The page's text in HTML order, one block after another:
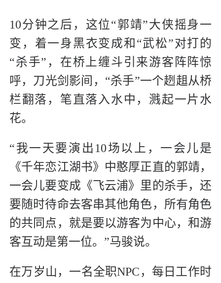
10分钟之后，这位“郭靖”大侠摇身一
变，着一身黑衣变成和“武松”对打的
“杀手”，在桥上缠斗引来游客阵阵惊
呼，刀光剑影间，“杀手”一个趔趄从桥
栏翻落，笔直落入水中，溅起一片水
花。
“我一天要演出10场以上，一会儿是
《千年恋江湖书》中憨厚正直的郭靖，
一会儿要变成《飞云浦》里的杀手，还
要随时待命去客串其他角色，所有角色
的共同点，就是要以游客为中心，和游
客互动是第一位。”马骏说。
在万岁山，一名全职NPC，每日工作时